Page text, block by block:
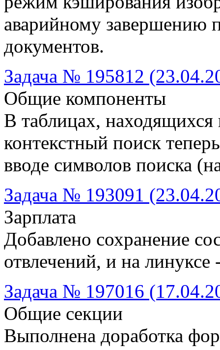
аварийному завершению
документов.
Задача № 195812
Общие компоненты
В таблицах,
контекстный поиск
вводе символов поиска
Задача № 193091
Зарплата
Добавлено сохранение
отвлечений, и на
Задача № 197016
Общие секции
Выполнена доработка